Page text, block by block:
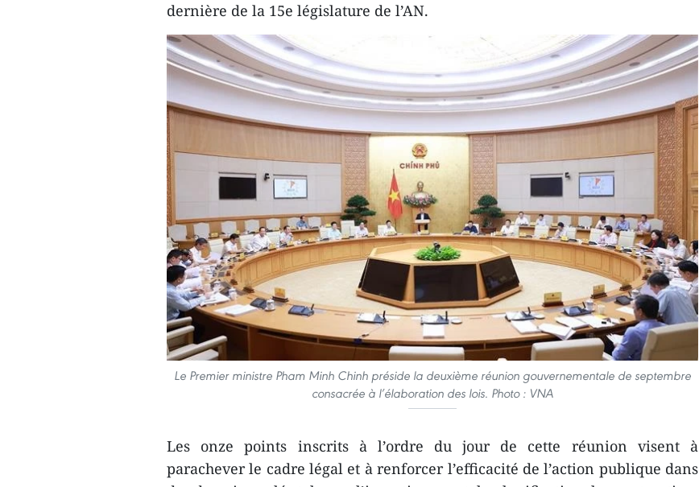
dernière de la 15e législature de l’AN.
Le Premier ministre Pham Minh Chinh préside la deuxième réunion gouvernementale de septembre
consacrée à l’élaboration des lois. Photo : VNA
Les onze points inscrits à l’ordre du jour de cette réunion visent à
parachever le cadre légal et à renforcer l’efficacité de l’action publique dans